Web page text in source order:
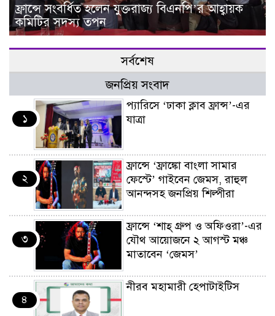
ফ্রান্সে সংবর্ধিত হলেন যুক্তরাজ্য বিএনপি’র আহ্বায়ক
কমিটির সদস্য তপন
সর্বশেষ
জনপ্রিয় সংবাদ
১
প্যারিসে ‘ঢাকা ক্লাব ফ্রান্স’-এর
যাত্রা
২
ফ্রান্সে ‘ফ্রাঙ্কো বাংলা সামার
ফেস্টে’ গাইবেন জেমস, রাহুল
আনন্দসহ জনপ্রিয় শিল্পীরা
৩
ফ্রান্সে ‘শাহ্ গ্রুপ ও অফিওরা’-এর
যৌথ আয়োজনে ২ আগস্ট মঞ্চ
মাতাবেন ‘জেমস’
৪
নীরব মহামারী হেপাটাইটিস